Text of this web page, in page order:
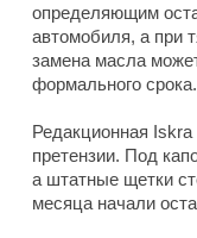
определяющим
автомобиля, а при
замена масла
формального срока.
Редакционная
претензии. Под
а штатные щетки
месяца начали